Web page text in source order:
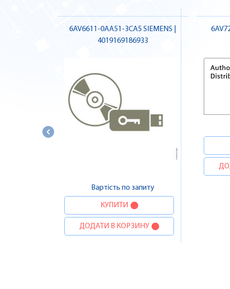
6AV6611-0AA51-3CA5 SIEMENS |
4019169186933
Вартість по запиту
КУПИТИ
ДОДАТИ В КОРЗИНУ